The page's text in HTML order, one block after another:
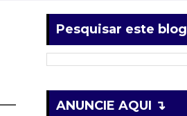
Pesquisar este blog
ANUNCIE AQUI ↴